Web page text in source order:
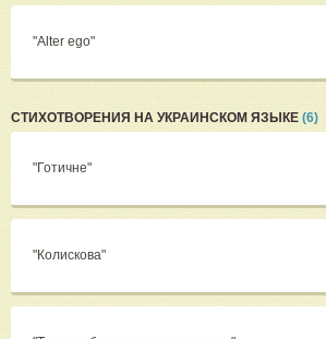
"Alter ego"
СТИХОТВОРЕНИЯ НА УКРАИНСКОМ ЯЗЫКЕ (6)
"Готичне"
"Колискова"